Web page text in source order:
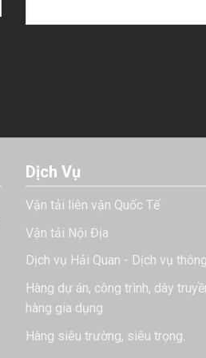
Dịch Vụ
Vận tải liên vận Quốc Tế
Vận tải Nội Địa
Dịch vụ Hải Quan - Dịch vụ
Hàng dự án, công trình, dây
hàng gia dụng
Hàng siêu trường, siêu trọng.